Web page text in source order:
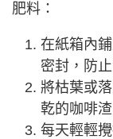
肥料：
在紙箱內
密封，防
將枯葉或
乾的咖啡
每天輕輕